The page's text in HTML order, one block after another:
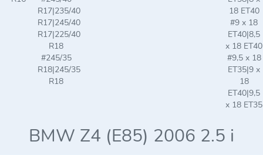
R17|235/40
R17|245/40
R17|225/40
R18
#245/35
R18|245/35
R18
18 ET40
#9 x 18
ET40|8,5
x 18 ET40
#9,5 x 18
ET35|9 x
18
ET40|9,5
x 18 ET35
BMW Z4 (E85) 2006 2.5 i